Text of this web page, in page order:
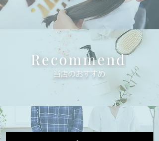
Recommend
当店のおすすめ